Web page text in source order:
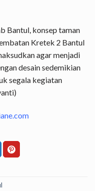
Bantul, konsep taman
Kretek 2 Bantul
agar menjadi
desain sedemikian
segala kegiatan